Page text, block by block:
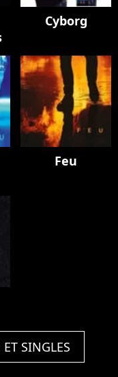
Cyborg
Feu
SINGLES